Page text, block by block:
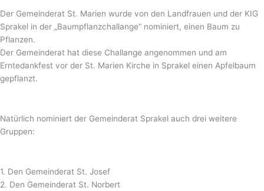
Der Gemeinderat St. Marien wurde von den Landfrauen und der KIG
Sprakel in der „Baumpflanzchallange“ nominiert, einen Baum zu
Pflanzen.
Der Gemeinderat hat diese Challange angenommen und am
Erntedankfest vor der St. Marien Kirche in Sprakel einen Apfelbaum
gepflanzt.
Natürlich nominiert der Gemeinderat Sprakel auch drei weitere
Gruppen:
1. Den Gemeinderat St. Josef
2. Den Gemeinderat St. Norbert